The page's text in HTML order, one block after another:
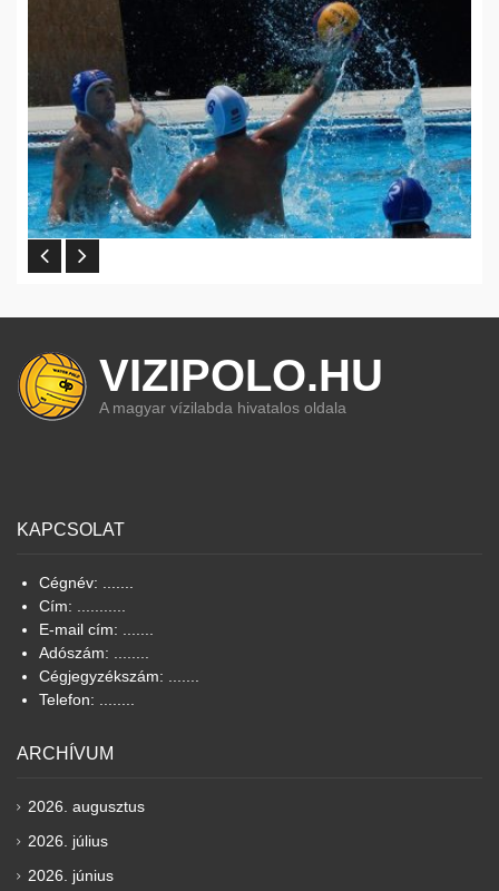
VIZIPOLO.HU
A magyar vízilabda hivatalos oldala
KAPCSOLAT
Cégnév: .......
Cím: ...........
E-mail cím: .......
Adószám: ........
Cégjegyzékszám: .......
Telefon: ........
ARCHÍVUM
2026. augusztus
2026. július
2026. június